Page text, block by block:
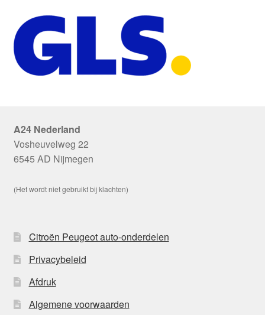
A24 Nederland
Vosheuvelweg 22
6545 AD Nijmegen
(Het wordt niet gebruikt bij klachten)
Citroën Peugeot auto-onderdelen
Privacybeleid
Afdruk
Algemene voorwaarden